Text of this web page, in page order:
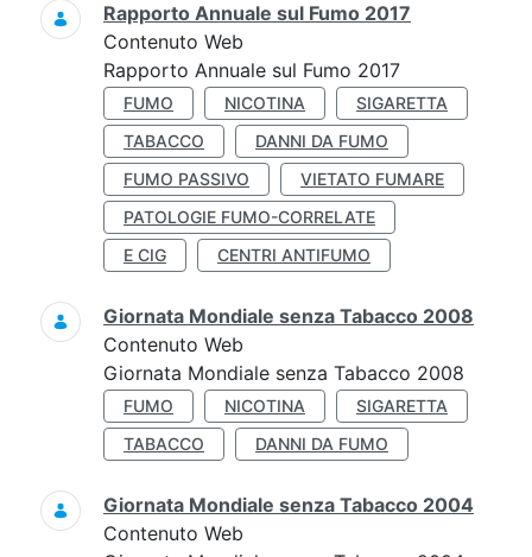
Rapporto Annuale sul Fumo 2017
Contenuto Web
Rapporto Annuale sul Fumo 2017
FUMO NICOTINA
SIGARETTA
TABACCO
DANNI DA FUMO
FUMO PASSIVO
VIETATO FUMARE
PATOLOGIE FUMO-CORRELATE
E CIG
CENTRI ANTIFUMO
Giornata Mondiale senza Tabacco 2008
Contenuto Web
Giornata Mondiale senza Tabacco 2008
FUMO NICOTINA
SIGARETTA
TABACCO
DANNI DA FUMO
Giornata Mondiale senza Tabacco 2004
Contenuto Web